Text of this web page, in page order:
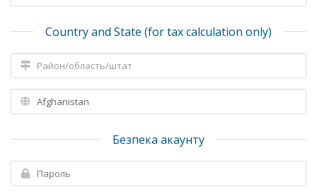
Country and State (for tax calculation only)
Безпека акаунту